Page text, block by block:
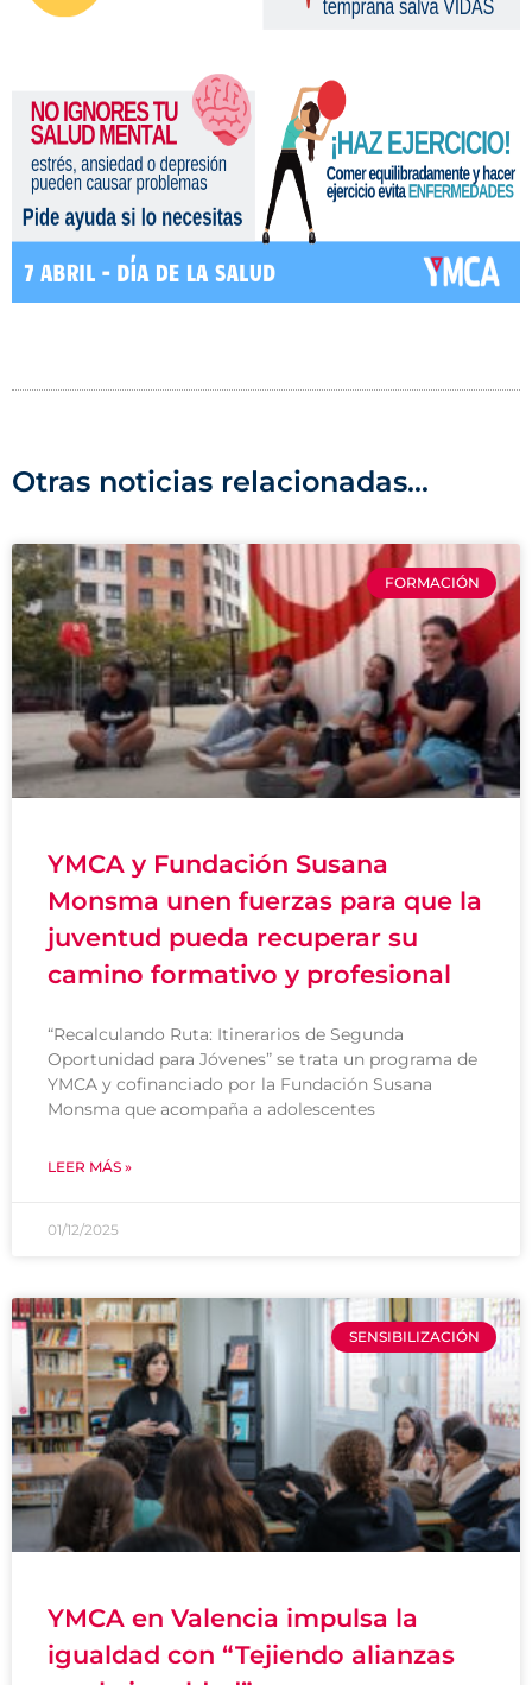
Otras noticias relacionadas...
FORMACIÓN
YMCA y Fundación Susana
Monsma unen fuerzas para que la
juventud pueda recuperar su
camino formativo y profesional
“Recalculando Ruta: Itinerarios de Segunda
Oportunidad para Jóvenes” se trata un programa de
YMCA y cofinanciado por la Fundación Susana
Monsma que acompaña a adolescentes
LEER MÁS »
01/12/2025
SENSIBILIZACIÓN
YMCA en Valencia impulsa la
igualdad con “Tejiendo alianzas